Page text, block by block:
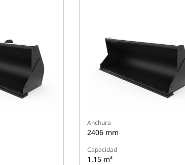
Anchura
2406 mm
Capacidad
1.15 m³